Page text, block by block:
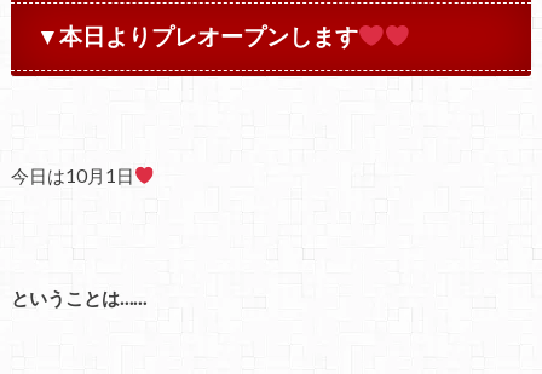
▼本日よりプレオープンします
今日は10月1日
ということは……